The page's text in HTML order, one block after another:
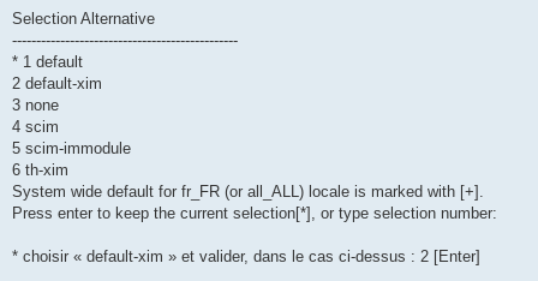
Selection Alternative
-----------------------------------------------
* 1 default
2 default-xim
3 none
4 scim
5 scim-immodule
6 th-xim
System wide default for fr_FR (or all_ALL) locale is marked with [+].
Press enter to keep the current selection[*], or type selection number:
* choisir « default-xim » et valider, dans le cas ci-dessus : 2 [Enter]